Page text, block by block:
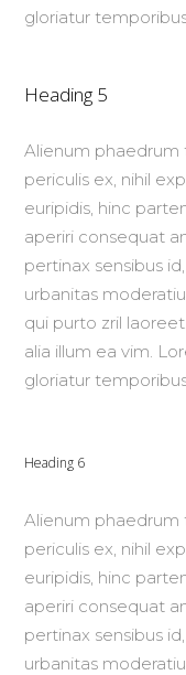
gloriatur
Heading 5
Alienum phaedrum
periculis ex, nihil
euripidis, hinc
aperiri consequat
pertinax sensibus
urbanitas
qui purto zril
alia illum ea vim.
gloriatur
Heading 6
Alienum phaedrum
periculis ex, nihil
euripidis, hinc
aperiri consequat
pertinax sensibus
urbanitas